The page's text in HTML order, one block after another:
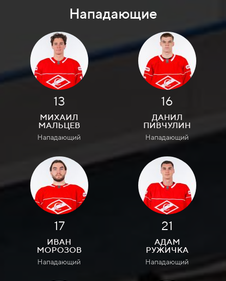
Нападающие
13
МИХАИЛ
МАЛЬЦЕВ
Нападающий
16
ДАНИЛ
ПИВЧУЛИН
Нападающий
17
ИВАН
МОРОЗОВ
Нападающий
21
АДАМ
РУЖИЧКА
Нападающий